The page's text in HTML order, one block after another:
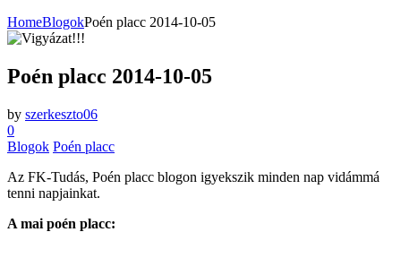
HomeBlogokPoén placc 2014-10-05
Poén placc 2014-10-05
by szerkeszto06
0
Blogok Poén placc
Az FK-Tudás, Poén placc blogon igyekszik minden nap vidámmá
tenni napjainkat.
A mai poén placc: